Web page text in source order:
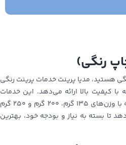
رنگی)
هستید، مدیا پرینت خدمات پرینت رنگی
با کیفیت بالا ارائه می‌دهد. این خدمات
شامل چاپ بر روی کاغذهای گلاسه با وزن‌های ۱۳۵ گرم، ۲۰۰ گرم و ۲۵۰ گرم
تا بسته به نیاز و بودجه خود، بهترین